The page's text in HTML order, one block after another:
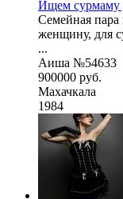
Ищем сурмаму
Семейная пара
женщину, для
...
Аиша №54633
900000 руб.
Махачкала
1984